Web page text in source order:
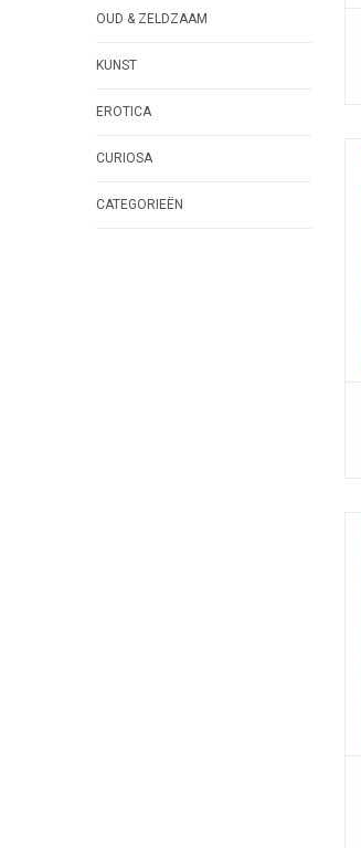
OUD & ZELDZAAM
KUNST
EROTICA
CURIOSA
CATEGORIEËN